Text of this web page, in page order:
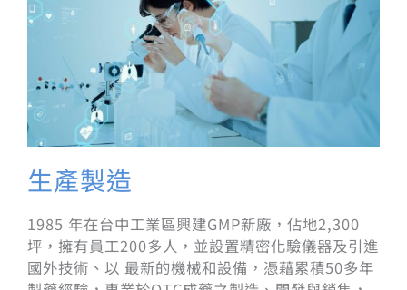
生產製造
1985 年在台中工業區興建GMP新廠，佔地2,300
坪，擁有員工200多人，並設置精密化驗儀器及引進
國外技術、以 最新的機械和設備，憑藉累積50多年